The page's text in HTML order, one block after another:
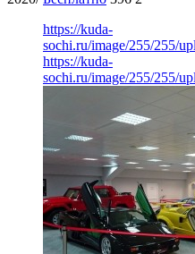
https://kuda-
sochi.ru/image/255/255/
https://kuda-
sochi.ru/image/255/255/